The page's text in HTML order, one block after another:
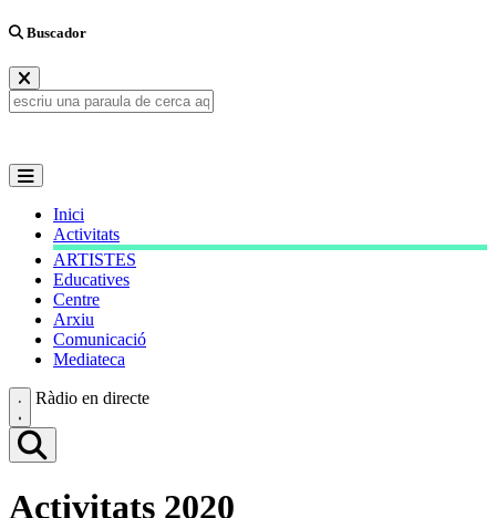
Buscador
Inici
Activitats
ARTISTES
Educatives
Centre
Arxiu
Comunicació
Mediateca
Ràdio en directe
Activitats 2020